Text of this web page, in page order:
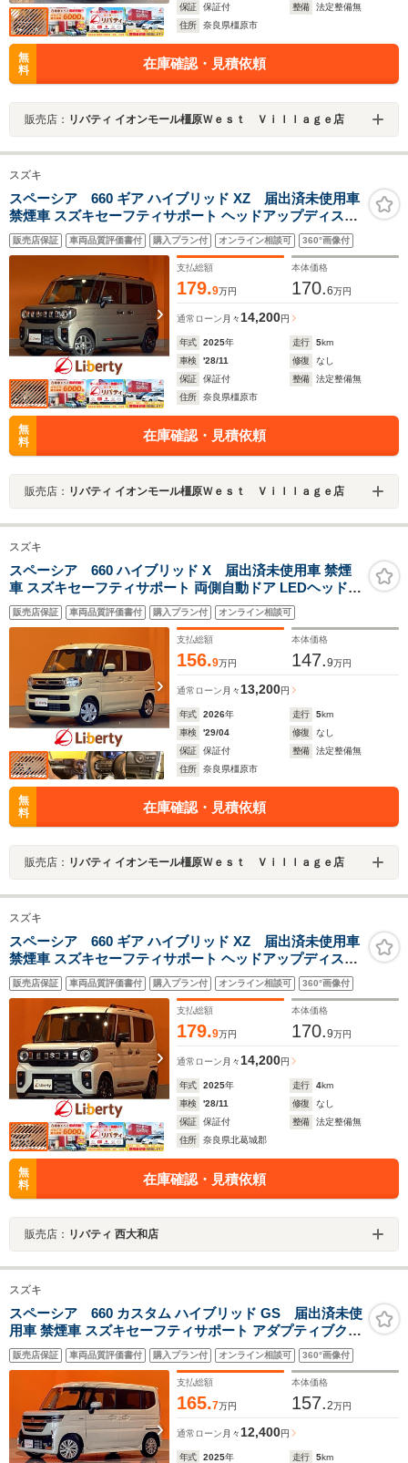
保証
保証付 整備
法定整備無
住所
奈良県橿原市
無
料
在庫確認・見積依頼
販売店： リバティ イオンモール橿原Ｗｅｓｔ Ｖｉｌｌａｇｅ店
スズキ
スペーシア 660 ギア ハイブリッド XZ 届出済未使用車
禁煙車 スズキセーフティサポート ヘッドアップディスプ
レイ アダプティブクルーズコントロール 前席シートヒー
ター ステアリングヒーター 両側自動ドア LEDヘッドライ
販売店保証 車両品質評価書付 購入プラン付 オンライン相談可 360°画像付
支払総額
179.9万円
本体価格
170.6万円
通常ローン 月々 14,200円
年式 2025年 走行 5km
車検
'28/11 修復
なし
保証
保証付 整備
法定整備無
住所
奈良県橿原市
無
料
在庫確認・見積依頼
販売店： リバティ イオンモール橿原Ｗｅｓｔ Ｖｉｌｌａｇｅ店
スズキ
スペーシア 660 ハイブリッド X 届出済未使用車 禁煙
車 スズキセーフティサポート 両側自動ドア LEDヘッドラ
イト 前席シートヒーター スマートキー プッシュスタート
アイドリングストップ ステアリングスイッチ 電動格納ミ
販売店保証 車両品質評価書付 購入プラン付 オンライン相談可
支払総額
156.9万円
本体価格
147.9万円
通常ローン 月々 13,200円
年式 2026年 走行 5km
車検
'29/04 修復
なし
保証
保証付 整備
法定整備無
住所
奈良県橿原市
無
料
在庫確認・見積依頼
販売店： リバティ イオンモール橿原Ｗｅｓｔ Ｖｉｌｌａｇｅ店
スズキ
スペーシア 660 ギア ハイブリッド XZ 届出済未使用車
禁煙車 スズキセーフティサポート ヘッドアップディスプ
レイ アダプティブクルーズコントロール 前席シートヒー
ター ステアリングヒーター 両側自動ドア LEDヘッドライ
ト 純正アルミホイール
販売店保証 車両品質評価書付 購入プラン付 オンライン相談可 360°画像付
支払総額
179.9万円
本体価格
170.9万円
通常ローン 月々14,200円
年式 2025年 走行 4km
車検
'28/11 修復
なし
保証
保証付 整備
法定整備無
住所
奈良県北葛城郡
無
料
在庫確認・見積依頼
販売店： リバティ 西大和店
スズキ
スペーシア 660 カスタム ハイブリッド GS 届出済未使
用車 禁煙車 スズキセーフティサポート アダプティブクル
ーズコントロール 電子パーキング LEDヘッドライト スマ
ートキー プッシュスタート アイドリングストップ 左パワ
ースライドドア
販売店保証 車両品質評価書付 購入プラン付 オンライン相談可 360°画像付
支払総額
165.7万円
本体価格
157.2万円
通常ローン 月々12,400円
年式 2025年 走行 5km